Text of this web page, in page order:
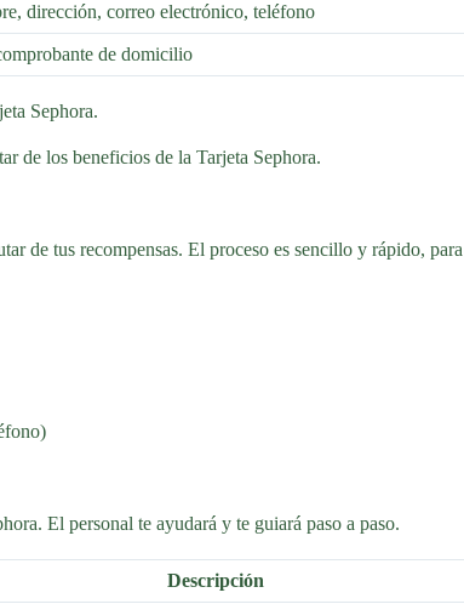
dirección, correo electrónico, teléfono
de domicilio
Sephora.
de los beneficios de la Tarjeta Sephora.
de tus recompensas. El proceso es sencillo y rápido,
El personal te ayudará y te guiará paso a paso.
Descripción